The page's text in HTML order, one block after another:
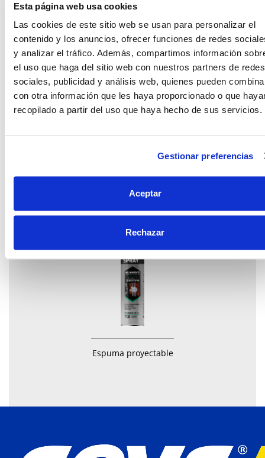
Esta página web usa cookies
Las cookies de este sitio web se usan para personalizar el
contenido y los anuncios, ofrecer funciones de redes
y analizar el tráfico. Además, compartimos información
el uso que haga del sitio web con nuestros partners de redes
sociales, publicidad y análisis web, quienes pueden
con otra información que les haya proporcionado o que
recopilado a partir del uso que haya hecho de sus servicios.
Gestionar preferencias
Aceptar
Rechazar
Espuma proyectable